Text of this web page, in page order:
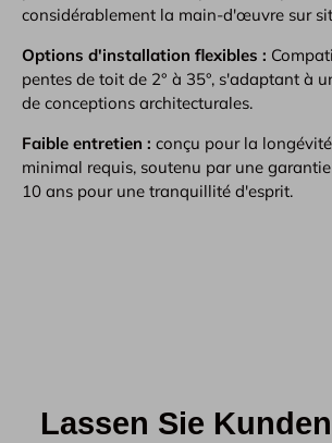
considérablement la main-d'œuvre sur
Options d'installation flexibles :
pentes de toit de 2° à 35°, s'adaptant à
de conceptions architecturales.
Faible entretien : conçu pour la
minimal requis, soutenu par une
10 ans pour une tranquillité d'esprit.
Lassen Sie